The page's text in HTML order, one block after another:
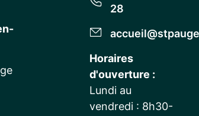
28
Horaires
d'ouverture :
Lundi au
vendredi : 8h30-